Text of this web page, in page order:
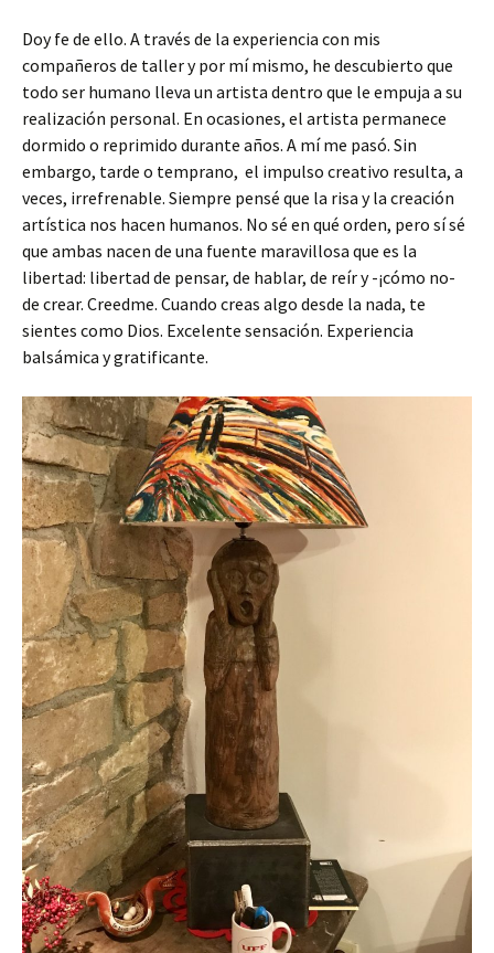
Doy fe de ello. A través de la experiencia con mis
compañeros de taller y por mí mismo, he descubierto que
todo ser humano lleva un artista dentro que le empuja a su
realización personal. En ocasiones, el artista permanece
dormido o reprimido durante años. A mí me pasó. Sin
embargo, tarde o temprano, el impulso creativo resulta, a
veces, irrefrenable. Siempre pensé que la risa y la creación
artística nos hacen humanos. No sé en qué orden, pero sí sé
que ambas nacen de una fuente maravillosa que es la
libertad: libertad de pensar, de hablar, de reír y -¡cómo no-
de crear. Creedme. Cuando creas algo desde la nada, te
sientes como Dios. Excelente sensación. Experiencia
balsámica y gratificante.